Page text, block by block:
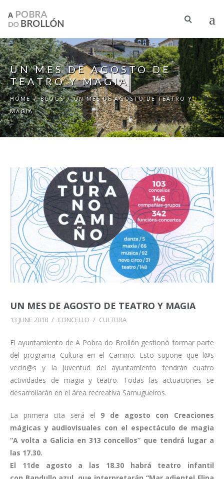
UN MES DE AGOSTO DE
TEATRO Y MAGIA
HOME / BLOGS / UN MES DE AGOSTO DE TEATRO Y
MAGIA
UN MES DE AGOSTO DE TEATRO Y MAGIA
13 JUNE 2018 / CONCELLO / CULTURA
El ayuntamiento de A Pobra do Brollón gestionó formar parte
del programa Cultura en el Camino. Esto supone que l@s
vecin@s y la juventud del ayuntamiento tendrán cuatro
actividades de magia y teatro. Todas las actuaciones se
desarrollarán en el área recreativa Samugueiros.
La primera cita será el 9 de agosto con Creaciones
mágicas y audiovisuales con el espectáculo de magia
“A volta a Galicia en 313 concellos” que tendrá lugar a
las 17.30.
El 11de agosto a las 18.30 habrá teatro infantil